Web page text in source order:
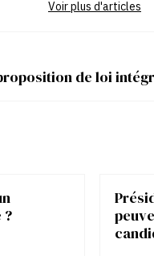
de loi
Voir plus d'articles
?